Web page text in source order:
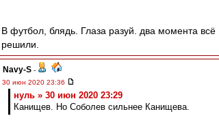
В футбол, блядь. Глаза разуй. два момента всё
решили.
Navy-S -
30 июн 2020 23:36
нуль » 30 июн 2020 23:29
Канищев. Но Соболев сильнее Канищева.